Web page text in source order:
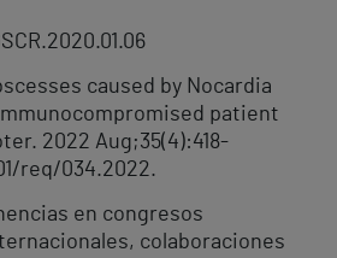
caused by Nocardia
patient
2022 Aug;35(4):418-
req/034.2022.
en congresos
colaboraciones